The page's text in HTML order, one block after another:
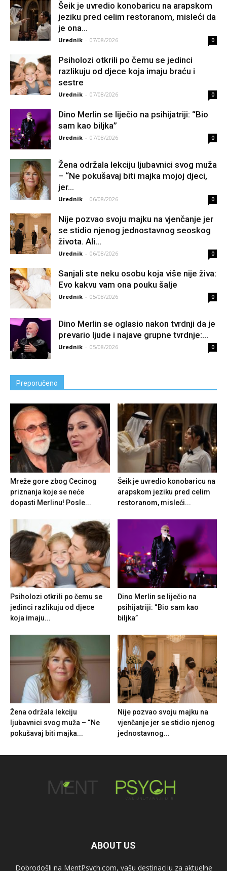
Šeik je uvredio konobaricu na arapskom
jeziku pred celim restoranom, misleći da
je ona...
Urednik - 07/08/2026 0
Psiholozi otkrili po čemu se jedinci
razlikuju od djece koja imaju braću i
sestre
Urednik - 07/08/2026 0
Dino Merlin se liječio na psihijatriji: “Bio
sam kao biljka”
Urednik - 07/08/2026 0
Žena održala lekciju ljubavnici svog muža
– “Ne pokušavaj biti majka mojoj djeci,
jer...
Urednik - 06/08/2026 0
Nije pozvao svoju majku na vjenčanje jer
se stidio njenog jednostavnog seoskog
života. Ali...
Urednik - 06/08/2026 0
Sanjali ste neku osobu koja više nije živa:
Evo kakvu vam ona pouku šalje
Urednik - 05/08/2026 0
Dino Merlin se oglasio nakon tvrdnji da je
prevario ljude i najave grupne tvrdnje:...
Urednik - 05/08/2026 0
Preporučeno
Mreže gore zbog Cecinog
priznanja koje se neće
dopasti Merlinu! Posle...
Šeik je uvredio konobaricu na
arapskom jeziku pred celim
restoranom, misleći...
Psiholozi otkrili po čemu se
jedinci razlikuju od djece
koja imaju...
Dino Merlin se liječio na
psihijatriji: “Bio sam kao
biljka”
Žena održala lekciju
ljubavnici svog muža – “Ne
pokušavaj biti majka...
Nije pozvao svoju majku na
vjenčanje jer se stidio njenog
jednostavnog...
ABOUT US
Dobrodošli na MentPsych.com, vašu destinaciju za aktuelne